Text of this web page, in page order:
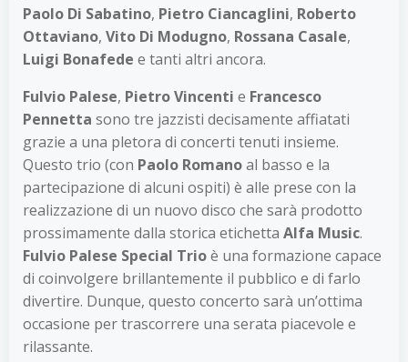
Paolo Di Sabatino, Pietro Ciancaglini, Roberto
Ottaviano, Vito Di Modugno, Rossana Casale,
Luigi Bonafede e tanti altri ancora.
Fulvio Palese, Pietro Vincenti e Francesco
Pennetta sono tre jazzisti decisamente affiatati
grazie a una pletora di concerti tenuti insieme.
Questo trio (con Paolo Romanoal basso e la
partecipazione di alcuni ospiti) è alle prese con la
realizzazione di un nuovo disco che sarà prodotto
prossimamente dalla storica etichetta Alfa Music.
Fulvio Palese Special Trioè una formazione capace
di coinvolgere brillantemente il pubblico e di farlo
divertire. Dunque, questo concerto sarà un’ottima
occasione per trascorrere una serata piacevole e
rilassante.